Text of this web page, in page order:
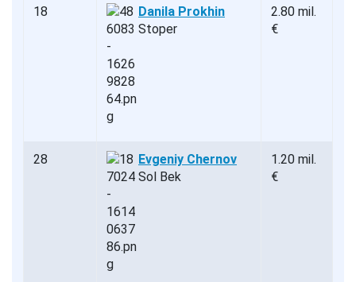
18
Danila Prokhin
Stoper
2.80 mil.
€
28
Evgeniy Chernov
Sol Bek
1.20 mil.
€